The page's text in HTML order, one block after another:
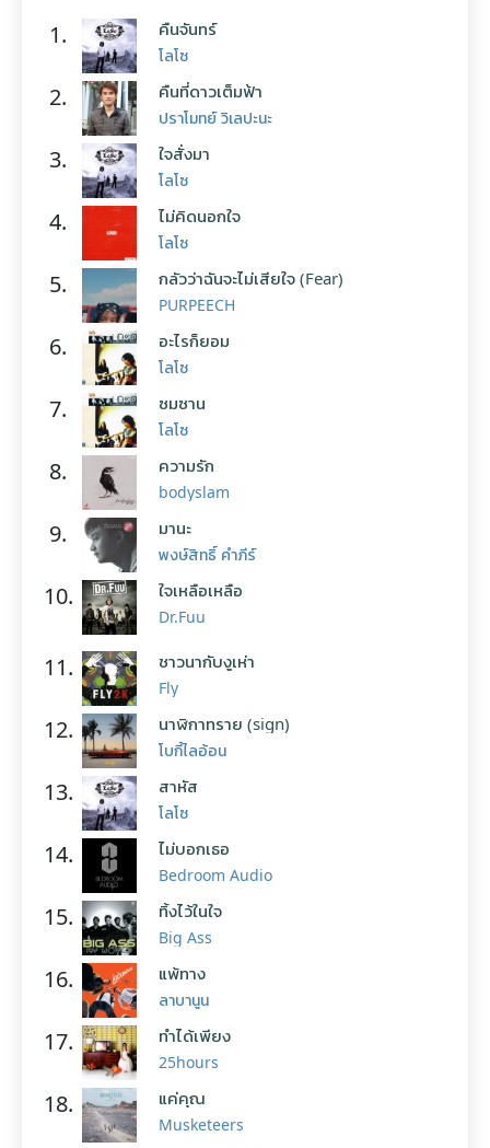
1. คืนจันทร์
โลโซ
2. คืนที่ดาวเต็มฟ้า
ปราโมทย์ วิเลปะนะ
3. ใจสั่งมา
โลโซ
4. ไม่คิดนอกใจ
โลโซ
5. กลัวว่าฉันจะไม่เสียใจ (Fear)
PURPEECH
6. อะไรก็ยอม
โลโซ
7. ซมซาน
โลโซ
8. ความรัก
bodyslam
9. มานะ
พงษ์สิทธิ์ คำภีร์
10. ใจเหลือเหลือ
Dr.Fuu
11. ชาวนากับงูเห่า
Fly
12. นาฬิกาทราย (sign)
โบกี้ไลอ้อน
13. สาหัส
โลโซ
14. ไม่บอกเธอ
Bedroom Audio
15. ทิ้งไว้ในใจ
Big Ass
16. แพ้ทาง
ลาบานูน
17. ทำได้เพียง
25hours
18. แค่คุณ
Musketeers